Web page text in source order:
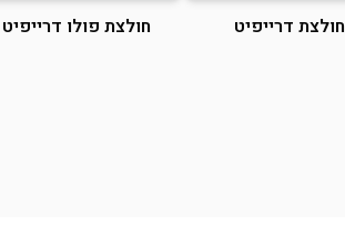
חולצת דרייפיט חולצת פולו דרייפיט